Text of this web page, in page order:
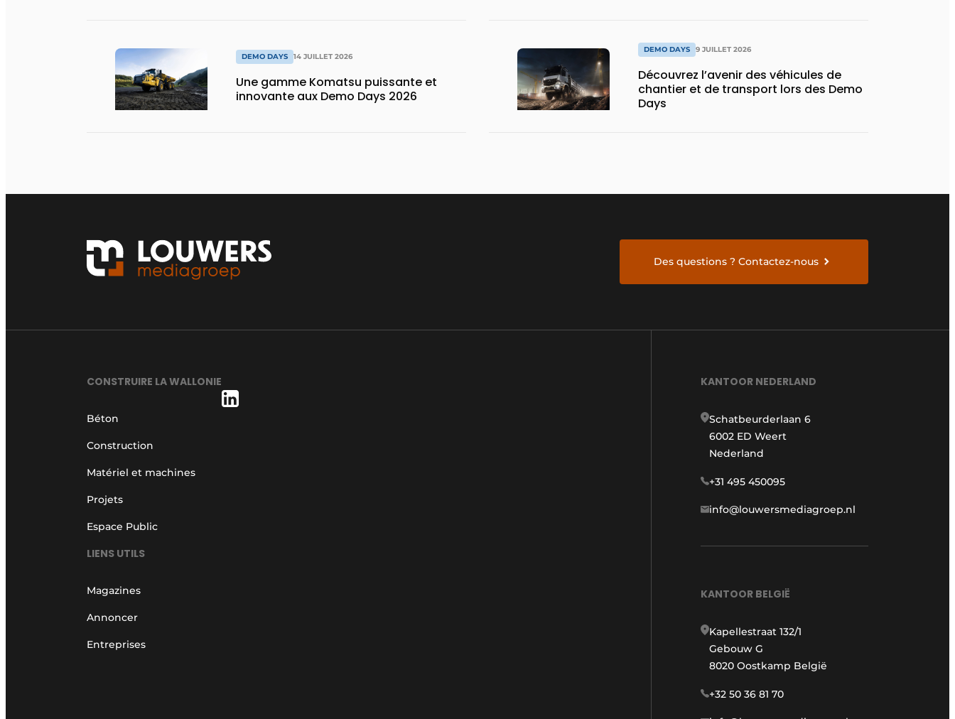
DEMO DAYS 14 JUILLET 2026
Une gamme Komatsu puissante et
innovante aux Demo Days 2026
DEMO DAYS 9 JUILLET 2026
Découvrez l’avenir des véhicules de
chantier et de transport lors des Demo
Days
Des questions ? Contactez-nous
CONSTRUIRE LA WALLONIE
Béton
Construction
Matériel et machines
Projets
Espace Public
LIENS UTILS
Magazines
Annoncer
Entreprises
KANTOOR NEDERLAND
Schatbeurderlaan 6
6002 ED Weert
Nederland
+31 495 450095
info@louwersmediagroep.nl
KANTOOR BELGIË
Kapellestraat 132/1
Gebouw G
8020 Oostkamp België
+32 50 36 81 70